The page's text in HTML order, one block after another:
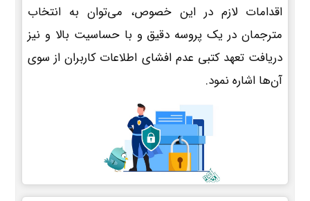
اقدامات لازم در این خصوص، می‌توان به انتخاب
مترجمان در یک پروسه دقیق و با حساسیت بالا و نیز
دریافت تعهد کتبی عدم افشای اطلاعات کاربران از سوی
آن‌ها اشاره نمود.